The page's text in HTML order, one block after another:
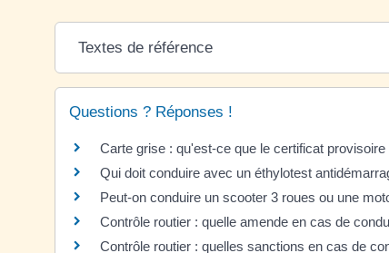
Textes de référence
Questions ? Réponses !
Carte grise : qu'est-ce que le certificat
Qui doit conduire avec un éthylotest
Peut-on conduire un scooter 3 roues ou une
Contrôle routier : quelle amende en cas de
Contrôle routier : quelles sanctions en cas de